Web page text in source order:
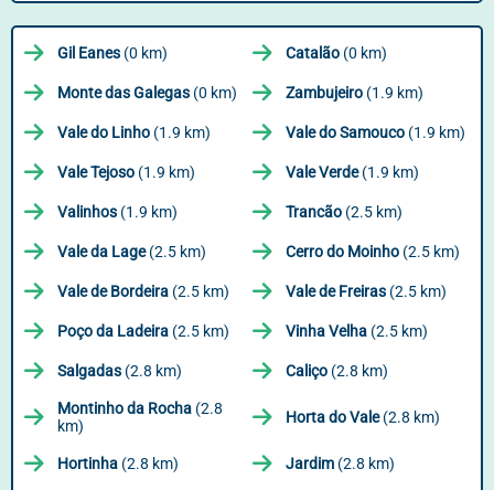
Gil Eanes (0 km) Catalão (0 km)
Monte das Galegas (0 km) Zambujeiro (1.9 km)
Vale do Linho (1.9 km) Vale do Samouco (1.9 km)
Vale Tejoso (1.9 km) Vale Verde(1.9 km)
Valinhos (1.9 km) Trancão (2.5 km)
Vale da Lage(2.5 km) Cerro do Moinho (2.5 km)
Vale de Bordeira (2.5 km) Vale de Freiras (2.5 km)
Poço da Ladeira (2.5 km) Vinha Velha (2.5 km)
Salgadas (2.8 km) Caliço (2.8 km)
Montinho da Rocha (2.8
km)
Horta do Vale(2.8 km)
Hortinha (2.8 km) Jardim (2.8 km)